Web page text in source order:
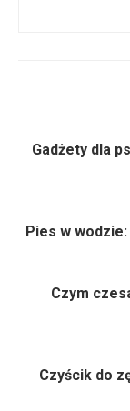
Gadżety dla
Pies w
Czym
Czyścik do